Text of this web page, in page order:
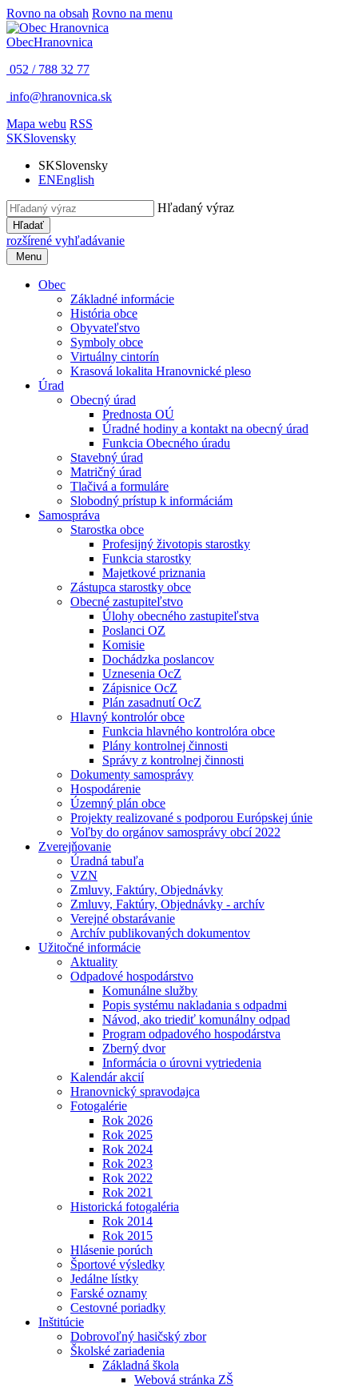
Rovno na obsah Rovno na menu
ObecHranovnica
052 / 788 32 77
info@hranovnica.sk
Mapa webu RSS
SKSlovensky
SKSlovensky
ENEnglish
Hľadaný výraz
Hľadať
rozšírené vyhľadávanie
Menu
Obec
Základné informácie
História obce
Obyvateľstvo
Symboly obce
Virtuálny cintorín
Krasová lokalita Hranovnické pleso
Úrad
Obecný úrad
Prednosta OÚ
Úradné hodiny a kontakt na obecný úrad
Funkcia Obecného úradu
Stavebný úrad
Matričný úrad
Tlačivá a formuláre
Slobodný prístup k informáciám
Samospráva
Starostka obce
Profesijný životopis starostky
Funkcia starostky
Majetkové priznania
Zástupca starostky obce
Obecné zastupiteľstvo
Úlohy obecného zastupiteľstva
Poslanci OZ
Komisie
Dochádzka poslancov
Uznesenia OcZ
Zápisnice OcZ
Plán zasadnutí OcZ
Hlavný kontrolór obce
Funkcia hlavného kontrolóra obce
Plány kontrolnej činnosti
Správy z kontrolnej činnosti
Dokumenty samosprávy
Hospodárenie
Územný plán obce
Projekty realizované s podporou Európskej únie
Voľby do orgánov samosprávy obcí 2022
Zverejňovanie
Úradná tabuľa
VZN
Zmluvy, Faktúry, Objednávky
Zmluvy, Faktúry, Objednávky - archív
Verejné obstarávanie
Archív publikovaných dokumentov
Užitočné informácie
Aktuality
Odpadové hospodárstvo
Komunálne služby
Popis systému nakladania s odpadmi
Návod, ako triediť komunálny odpad
Program odpadového hospodárstva
Zberný dvor
Informácia o úrovni vytriedenia
Kalendár akcií
Hranovnický spravodajca
Fotogalérie
Rok 2026
Rok 2025
Rok 2024
Rok 2023
Rok 2022
Rok 2021
Historická fotogaléria
Rok 2014
Rok 2015
Hlásenie porúch
Športové výsledky
Jedálne lístky
Farské oznamy
Cestovné poriadky
Inštitúcie
Dobrovoľný hasičský zbor
Školské zariadenia
Základná škola
Webová stránka ZŠ